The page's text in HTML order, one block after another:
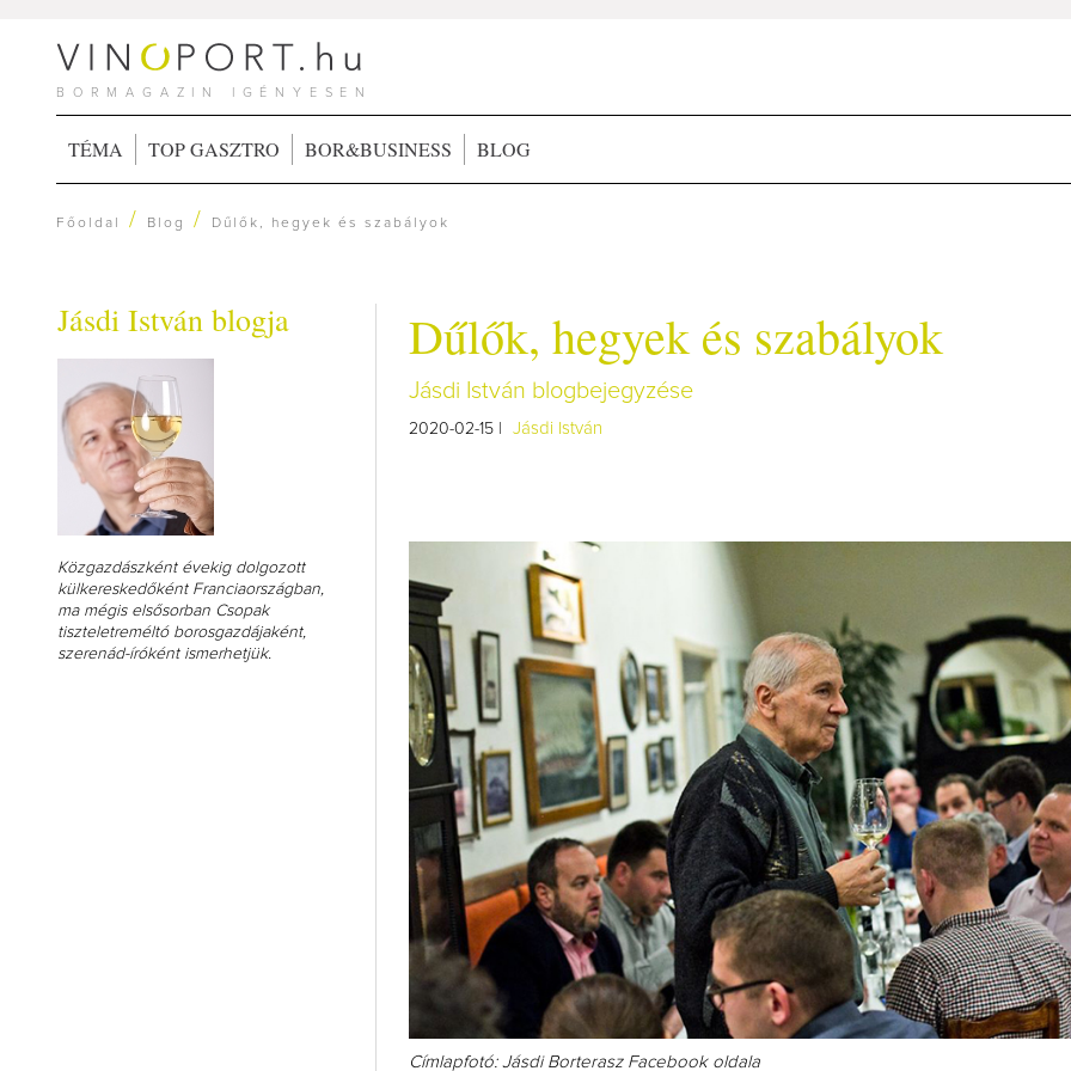
BORMAGAZIN IGÉNYESEN
TÉMA TOP GASZTRO BOR&BUSINESS BLOG
Főoldal / Blog / Dűlők, hegyek és szabályok
Jásdi István blogja
Közgazdászként évekig dolgozott
külkereskedőként Franciaországban,
ma mégis elsősorban Csopak
tiszteletreméltó borosgazdájaként,
szerenád-íróként ismerhetjük.
Dűlők, hegyek és szabályok
Jásdi István blogbejegyzése
2020-02-15 | Jásdi István
Címlapfotó: Jásdi Borterasz Facebook oldala
Így lesz
borász
Az extra